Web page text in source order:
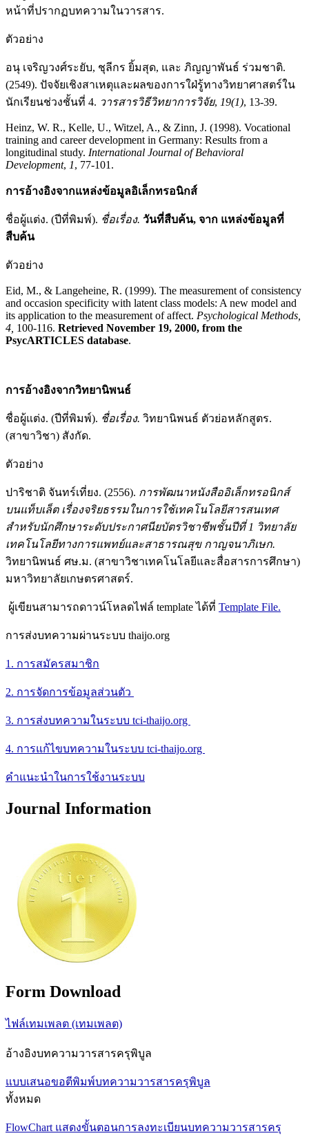
หน้าที่ปรากฏบทความในวารสาร.
ตัวอย่าง
อนุ เจริญวงศ์ระยับ, ชุลีกร ยิ้มสุด, และ ภิญญาพันธ์ ร่วมชาติ.
(2549). ปัจจัยเชิงสาเหตุและผลของการใฝ่รู้ทางวิทยาศาสตร์ใน
นักเรียนช่วงชั้นที่ 4. วารสารวิธีวิทยาการวิจัย, 19(1), 13-39.
Heinz, W. R., Kelle, U., Witzel, A., & Zinn, J. (1998). Vocational
training and career development in Germany: Results from a
longitudinal study. International Journal of Behavioral
Development, 1, 77-101.
การอ้างอิงจากแหล่งข้อมูลอิเล็กทรอนิกส์
ชื่อผู้แต่ง. (ปีที่พิมพ์). ชื่อเรื่อง. วันที่สืบค้น, จาก แหล่งข้อมูลที่
สืบค้น
ตัวอย่าง
Eid, M., & Langeheine, R. (1999). The measurement of consistency
and occasion specificity with latent class models: A new model and
its application to the measurement of affect. Psychological Methods,
4, 100-116. Retrieved November 19, 2000, from the
PsycARTICLES database.
การอ้างอิงจากวิทยานิพนธ์
ชื่อผู้แต่ง. (ปีที่พิมพ์). ชื่อเรื่อง. วิทยานิพนธ์ ตัวย่อหลักสูตร.
(สาขาวิชา) สังกัด.
ตัวอย่าง
ปาริชาติ จันทร์เที่ยง. (2556). การพัฒนาหนังสืออิเล็กทรอนิกส์
บนแท็บเล็ต เรื่องจริยธรรมในการใช้เทคโนโลยีสารสนเทศ
สำหรับนักศึกษาระดับประกาศนียบัตรวิชาชีพชั้นปีที่ 1 วิทยาลัย
เทคโนโลยีทางการแพทย์และสาธารณสุข กาญจนาภิเษก.
วิทยานิพนธ์ ศษ.ม. (สาขาวิชาเทคโนโลยีและสื่อสารการศึกษา)
มหาวิทยาลัยเกษตรศาสตร์.
ผู้เขียนสามารถดาวน์โหลดไฟล์ template ได้ที่ Template File.
การส่งบทความผ่านระบบ thaijo.org
1. การสมัครสมาชิก
2. การจัดการข้อมูลส่วนตัว
3. การส่งบทความในระบบ tci-thaijo.org
4. การแก้ไขบทความในระบบ tci-thaijo.org
คำแนะนำในการใช้งานระบบ
Journal Information
Form Download
ไฟล์เทมเพลต (เทมเพลต)
อ้างอิงบทความวารสารครุพิบูล
แบบเสนอขอตีพิมพ์บทความวารสารครุพิบูล
ทั้งหมด
FlowChart แสดงขั้นตอนการลงทะเบียนบทความวารสารครุ